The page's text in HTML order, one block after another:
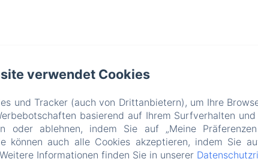
DOMAINE DE LA TOUCHE MOSNAY
Relaxation Beach Club Venir Au Domaine Contact
EN
FR DE
NL
Powered mit Amenitiz
verwendet Cookies
und Tracker (auch von Drittanbietern), um Ihre
basierend auf Ihrem Surfverhalten
oder ablehnen, indem Sie auf „Meine
können auch alle Cookies akzeptieren, indem Sie
Informationen finden Sie in unserer